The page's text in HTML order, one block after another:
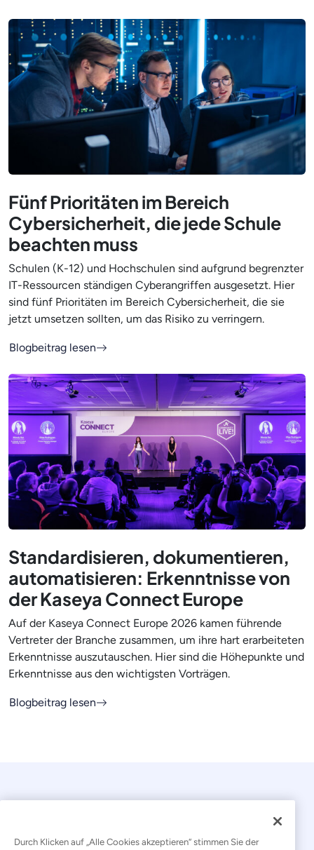
Fünf Prioritäten im Bereich
Cybersicherheit, die jede Schule
beachten muss
Schulen (K-12) und Hochschulen sind aufgrund begrenzter
IT-Ressourcen ständigen Cyberangriffen ausgesetzt. Hier
sind fünf Prioritäten im Bereich Cybersicherheit, die sie
jetzt umsetzen sollten, um das Risiko zu verringern.
Blogbeitrag lesen
Standardisieren, dokumentieren,
automatisieren: Erkenntnisse von
der Kaseya Connect Europe
Auf der Kaseya Connect Europe 2026 kamen führende
Vertreter der Branche zusammen, um ihre hart erarbeiteten
Erkenntnisse auszutauschen. Hier sind die Höhepunkte und
Erkenntnisse aus den wichtigsten Vorträgen.
Blogbeitrag lesen
Durch Klicken auf „Alle Cookies akzeptieren“ stimmen Sie der